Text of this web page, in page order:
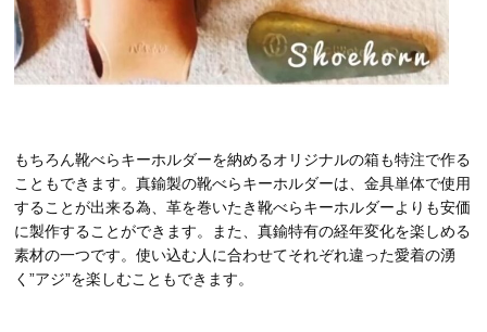
もちろん靴べらキーホルダーを納めるオリジナルの箱も特注で作る
こともできます。真鍮製の靴べらキーホルダーは、金具単体で使用
することが出来る為、革を巻いたき靴べらキーホルダーよりも安価
に製作することができます。また、真鍮特有の経年変化を楽しめる
素材の一つです。使い込む人に合わせてそれぞれ違った愛着の湧
く”アジ”を楽しむこともできます。